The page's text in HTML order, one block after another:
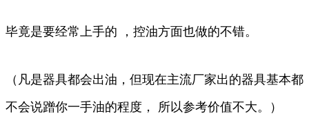
毕竟是要经常上手的 ，控油方面也做的不错。
（凡是器具都会出油，但现在主流厂家出的器具基本都
不会说蹭你一手油的程度， 所以参考价值不大。）